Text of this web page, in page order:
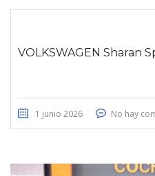
VOLKSWAGEN Sharan
1 junio 2026 No hay